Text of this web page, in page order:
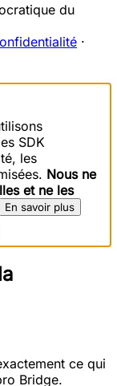
du
·
SDK
les
Nous ne
et ne les
En savoir plus
ce qui
Bridge.